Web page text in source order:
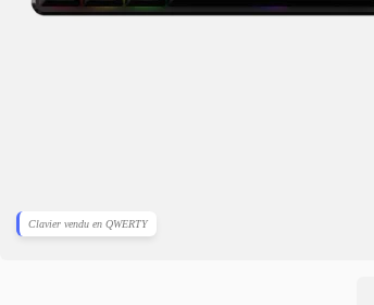
Clavier vendu en QWERTY